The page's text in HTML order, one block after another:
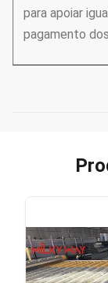
para apoiar
pagamento